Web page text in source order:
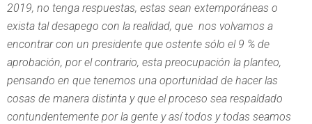
2019, no tenga respuestas, estas sean extemporáneas o
exista tal desapego con la realidad, que nos volvamos a
encontrar con un presidente que ostente sólo el 9 % de
aprobación, por el contrario, esta preocupación la planteo,
pensando en que tenemos una oportunidad de hacer las
cosas de manera distinta y que el proceso sea respaldado
contundentemente por la gente y así todos y todas seamos